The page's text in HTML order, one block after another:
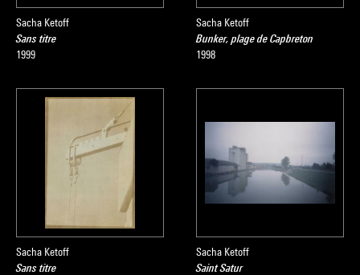
Sacha Ketoff
Sans titre
1999
Sacha Ketoff
Bunker, plage de Capbreton
1998
Sacha Ketoff
Sans titre
Sacha Ketoff
Saint Satur